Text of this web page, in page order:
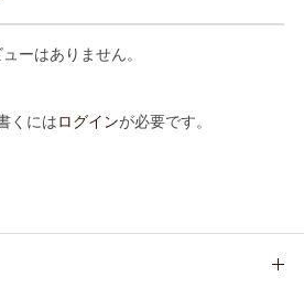
ューはありません。
くにはログインが必要です。